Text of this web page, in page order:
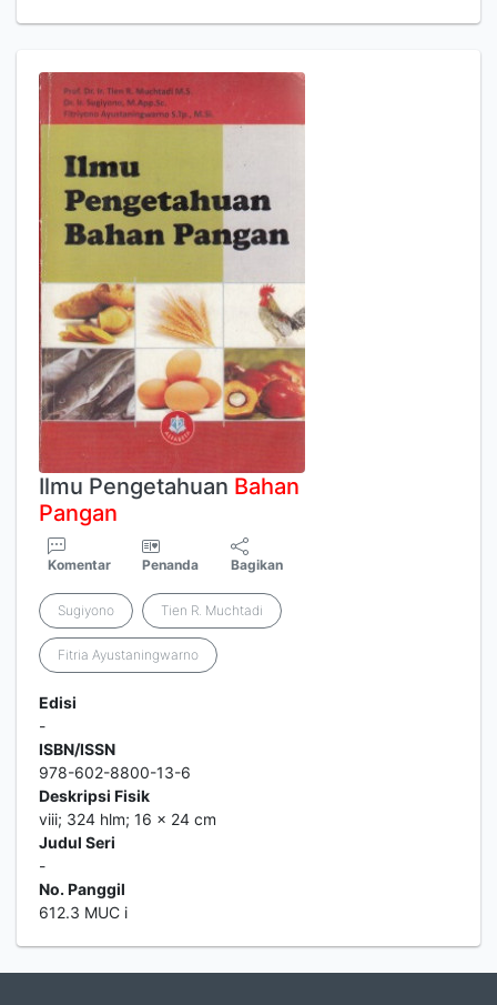
Ilmu Pengetahuan Bahan
Pangan
Komentar Penanda Bagikan
Sugiyono Tien R. Muchtadi
Fitria Ayustaningwarno
Edisi
-
ISBN/ISSN
978-602-8800-13-6
Deskripsi Fisik
viii; 324 hlm; 16 x 24 cm
Judul Seri
-
No. Panggil
612.3 MUC i